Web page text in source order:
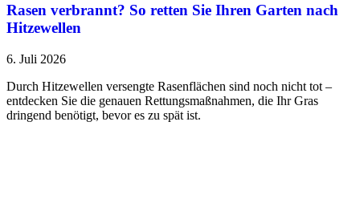
Rasen verbrannt? So retten Sie Ihren Garten nach
Hitzewellen
6. Juli 2026
Durch Hitzewellen versengte Rasenflächen sind noch nicht tot –
entdecken Sie die genauen Rettungsmaßnahmen, die Ihr Gras
dringend benötigt, bevor es zu spät ist.